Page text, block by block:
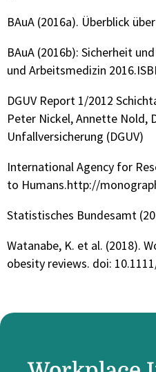
BAuA (2016a). Überblick
BAuA (2016b): Sicherheit
und Arbeitsmedizin
DGUV Report 1/2012
Peter Nickel, Annette Nold,
Unfallversicherung (DGUV)
International Agency for
to Humans.http://
Statistisches Bundesamt
Watanabe, K. et al. (2018).
obesity reviews. doi: